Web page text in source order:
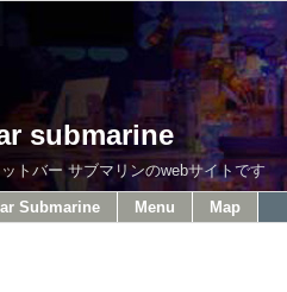
submarine
トバー サブマリンのwebサイトです
Submarine Menu Map